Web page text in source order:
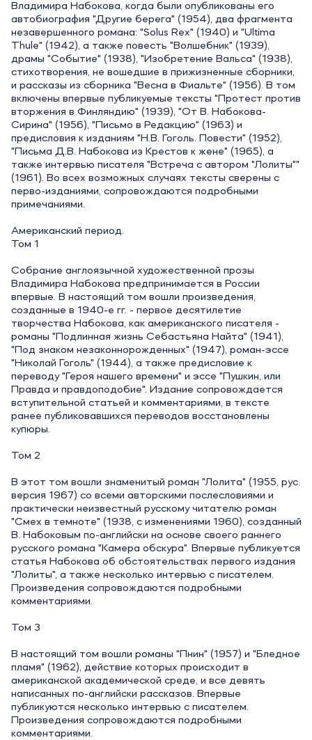
Владимира Набокова, когда были опубликованы его
автобиография "Другие берега" (1954), два фрагмента
незавершенного романа: "Solus Rex" (1940) и "Ultima
Thule" (1942), а также повесть "Волшебник" (1939),
драмы "Событие" (1938), "Изобретение Вальса" (1938),
стихотворения, не вошедшие в прижизненные сборники,
и рассказы из сборника "Весна в Фиальте" (1956). В том
включены впервые публикуемые тексты "Протест против
вторжения в Финляндию" (1939), "От В. Набокова-
Сирина" (1956), "Письмо в Редакцию" (1963) и
предисловия к изданиям "Н.В. Гоголь. Повести" (1952),
"Письма Д.В. Набокова из Крестов к жене" (1965), а
также интервью писателя "Встреча с автором "Лолиты""
(1961). Во всех возможных случаях тексты сверены с
перво-изданиями, сопровождаются подробными
примечаниями.
Американский период.
Том 1
Собрание англоязычной художественной прозы
Владимира Набокова предпринимается в России
впервые. В настоящий том вошли произведения,
созданные в 1940-е гг. - первое десятилетие
творчества Набокова, как американского писателя -
романы "Подлинная жизнь Себастьяна Найта" (1941),
"Под знаком незаконнорожденных" (1947), роман-эссе
"Николай Гоголь" (1944), а также предисловие к
переводу "Героя нашего времени" и эссе "Пушкин, или
Правда и правдоподобие". Издание сопровождается
вступительной статьей и комментариями, в тексте
ранее публиковавшихся переводов восстановлены
купюры.
Том 2
В этот том вошли знаменитый роман "Лолита" (1955, рус.
версия 1967) со всеми авторскими послесловиями и
практически неизвестный русскому читателю роман
"Смех в темноте" (1938, с изменениями 1960), созданный
В. Набоковым по-английски на основе своего раннего
русского романа "Камера обскура". Впервые публикуется
статья Набокова об обстоятельствах первого издания
"Лолиты", а также несколько интервью с писателем.
Произведения сопровождаются подробными
комментариями.
Том 3
В настоящий том вошли романы "Пнин" (1957) и "Бледное
пламя" (1962), действие которых происходит в
американской академической среде, и все девять
написанных по-английски рассказов. Впервые
публикуются несколько интервью с писателем.
Произведения сопровождаются подробными
комментариями.